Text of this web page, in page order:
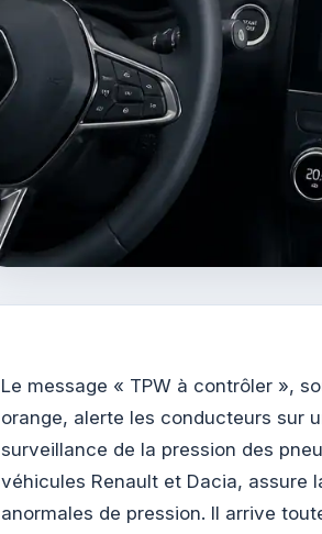
Le message « TPW à contrôler »,
orange, alerte les conducteurs sur
surveillance de la pression des
véhicules Renault et Dacia, assure
anormales de pression. Il arrive